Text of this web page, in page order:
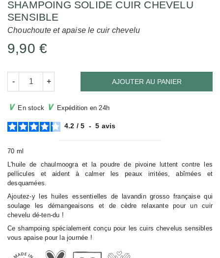
SHAMPOING SOLIDE CUIR CHEVELU
SENSIBLE
Chouchoute et apaise le cuir chevelu
9,90 €
- + AJOUTER AU PANIER
∨ En stock ∨ Expédition en 24h
4.2 / 5 - 5 avis
70 ml
L'huile de chaulmoogra et la poudre de pivoine luttent contre les
pellicules et aident à calmer les peaux irritées, abîmées et
desquamées.
Ajoutez-y les huiles essentielles de lavandin grosso française qui
soulage les démangeaisons et de cèdre relaxante pour un cuir
chevelu dé-ten-du !
Ce shampoing spécialement conçu pour les cuirs chevelus sensibles
vous apaise pour la journée !